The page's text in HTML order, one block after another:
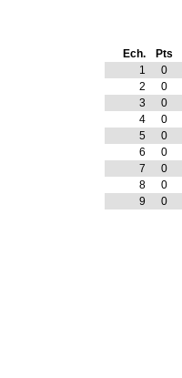
Ech. Pts
1
0
2
0
3
0
4
0
5
0
6
0
7
0
8
0
9
0